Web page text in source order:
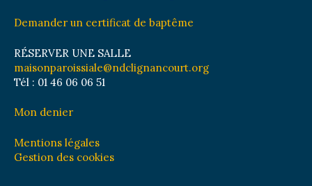
Demander un certificat de baptême
RÉSERVER UNE SALLE
maisonparoissiale@ndclignancourt.org
Tél : 01 46 06 06 51
Mon denier
Mentions légales
Gestion des cookies